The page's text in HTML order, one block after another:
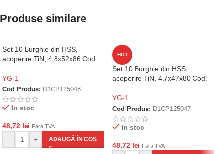
Produse similare
Set 10 Burghie din HSS,
acoperire TiN, 4.8x52x86 Cod:
YG-1
Cod Produs: D1GP125048
In stoc
48,72 lei Fara TVA
- + ADAUGĂ ÎN COȘ
HOT
Set 10 Burghie din HSS,
acoperire TiN, 4.7x47x80 Cod:
YG-1
Cod Produs: D1GP125047
In stoc
48,72 lei Fara TVA